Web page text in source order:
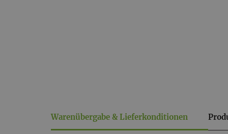
Warenübergabe & Lieferkonditionen